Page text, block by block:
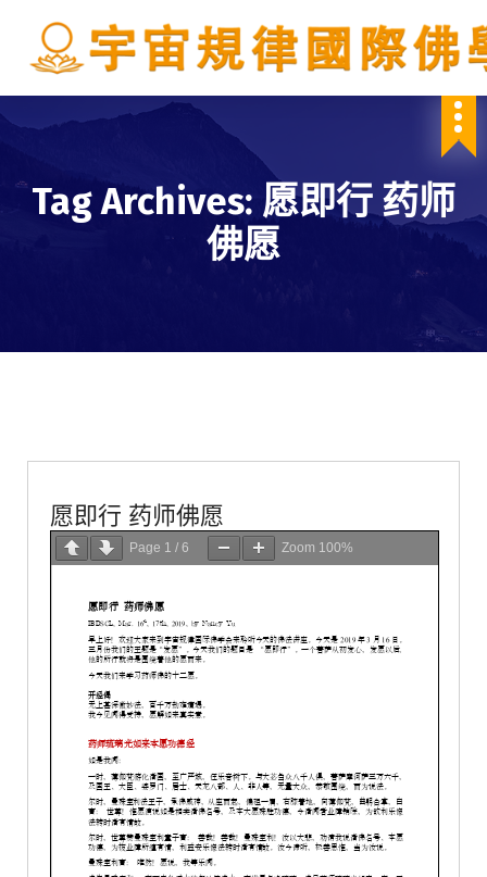
Tag Archives: 愿即行 药师
佛愿
愿即行 药师佛愿
Page 1 / 6 Zoom 100%